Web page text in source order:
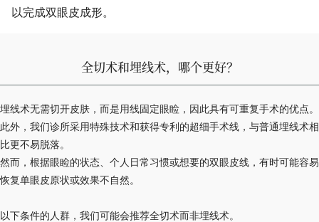
以完成双眼皮成形。
全切术和埋线术，哪个更好？
埋线术无需切开皮肤，而是用线固定眼睑，因此具有可重复手术的优点。
此外，我们诊所采用特殊技术和获得专利的超细手术线，与普通埋线术相
比更不易脱落。
然而，根据眼睑的状态、个人日常习惯或想要的双眼皮线，有时可能容易
恢复单眼皮原状或效果不自然。
以下条件的人群，我们可能会推荐全切术而非埋线术。